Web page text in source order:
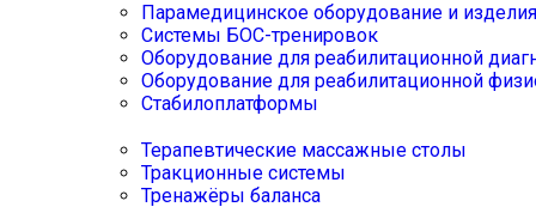
Парамедицинское оборудование и изделия
Системы БОС-тренировок
Оборудование для реабилитационной
Оборудование для реабилитационной
Стабилоплатформы
Терапевтические массажные столы
Тракционные системы
Тренажёры баланса